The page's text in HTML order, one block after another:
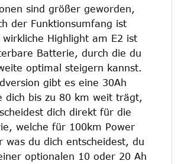
sind größer geworden,
der Funktionsumfang ist
Highlight am E2 ist
Batterie, durch die du
optimal steigern kannst.
gibt es eine 30Ah
dich bis zu 80 km weit trägt,
dich direkt für die
welche für 100km Power
was du dich entscheidest, du
optionalen 10 oder 20 Ah